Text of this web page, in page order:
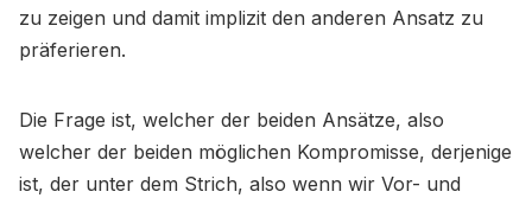
zu zeigen und damit implizit den anderen Ansatz zu
präferieren.
Die Frage ist, welcher der beiden Ansätze, also
welcher der beiden möglichen Kompromisse, derjenige
ist, der unter dem Strich, also wenn wir Vor- und